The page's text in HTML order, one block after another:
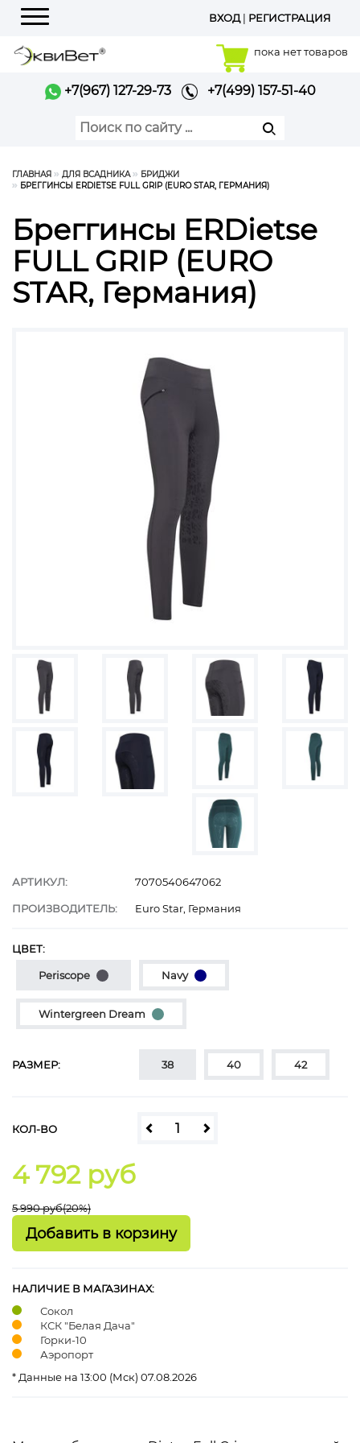
Меню
ВХОД| РЕГИСТРАЦИЯ
пока нет товаров
+7(967) 127-29-73 +7(499) 157-51-40
ГЛАВНАЯ ДЛЯ ВСАДНИКА
БРИДЖИ
БРЕГГИНСЫ ERDIETSE FULL GRIP (EURO STAR, ГЕРМАНИЯ)
Бреггинсы ERDietse
FULL GRIP (EURO
STAR, Германия)
АРТИКУЛ: 7070540647062
ПРОИЗВОДИТЕЛЬ: Euro Star, Германия
ЦВЕТ:
Periscope Navy
Wintergreen Dream
РАЗМЕР: 38 40 42
КОЛ-ВО
4 792 руб
5 990 руб(20%)
НАЛИЧИЕ В МАГАЗИНАХ:
Сокол
КСК "Белая Дача"
Горки-10
Аэропорт
* Данные на 13:00 (Мск) 07.08.2026